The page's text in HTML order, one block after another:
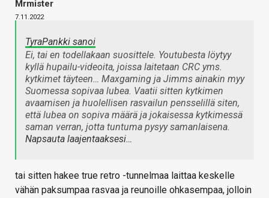
Mrmister
7.11.2022
TyraPankki sanoi
Ei, tai en todellakaan suosittele. Youtubesta löytyy
kyllä hupailu-videoita, joissa laitetaan CRC yms.
kytkimet täyteen… Maxgaming ja Jimms ainakin myy
Suomessa sopivaa lubea. Vaatii sitten kytkimen
avaamisen ja huolellisen rasvailun pensselillä siten,
että lubea on sopiva määrä ja jokaisessa kytkimessä
saman verran, jotta tuntuma pysyy samanlaisena.
Napsauta laajentaaksesi…
tai sitten hakee true retro -tunnelmaa laittaa keskelle
vähän paksumpaa rasvaa ja reunoille ohkasempaa, jolloin